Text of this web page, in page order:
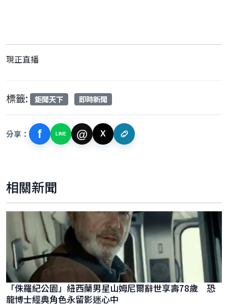
現正直播
標籤: 鉅聞天下 即時新聞
分享： f LINE @ X
相關新聞
「侏羅紀公園」紐西蘭男星山姆尼爾辭世享壽78歲 恐
龍博士經典角色永留影迷心中